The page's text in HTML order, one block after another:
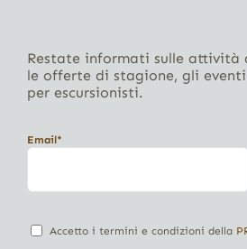
Restate informati sulle attività
le offerte di stagione, gli
per escursionisti.
Email*
Accetto i termini e condizioni della